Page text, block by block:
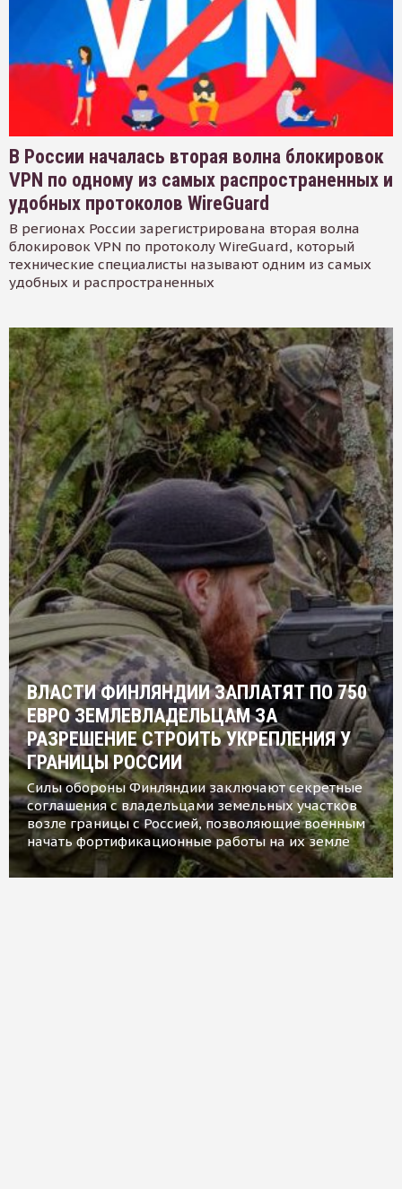
В России началась вторая волна блокировок
VPN по одному из самых распространенных и
удобных протоколов WireGuard
В регионах России зарегистрирована вторая волна
блокировок VPN по протоколу WireGuard, который
технические специалисты называют одним из самых
удобных и распространенных
ВЛАСТИ ФИНЛЯНДИИ ЗАПЛАТЯТ ПО 750
ЕВРО ЗЕМЛЕВЛАДЕЛЬЦАМ ЗА
РАЗРЕШЕНИЕ СТРОИТЬ УКРЕПЛЕНИЯ У
ГРАНИЦЫ РОССИИ
Силы обороны Финляндии заключают секретные
соглашения с владельцами земельных участков
возле границы с Россией, позволяющие военным
начать фортификационные работы на их земле